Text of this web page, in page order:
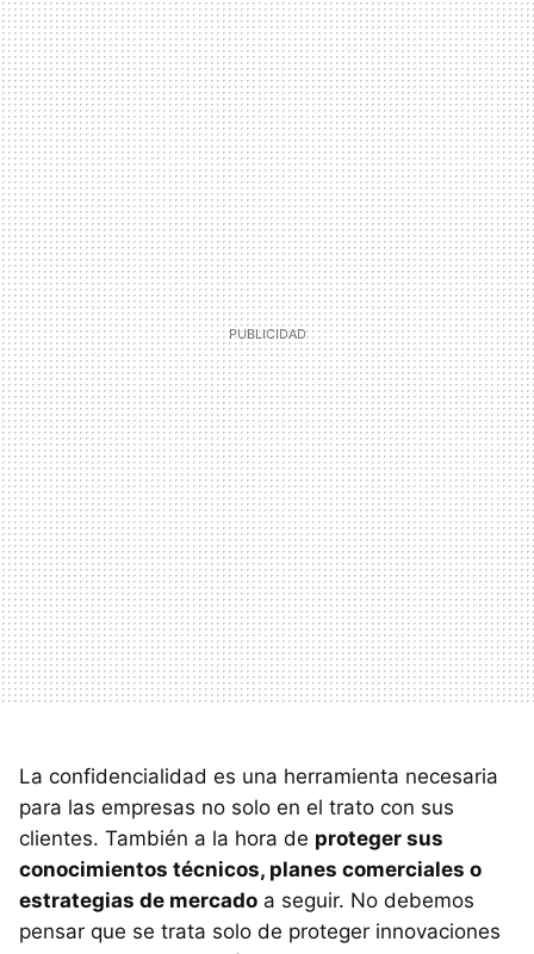
La confidencialidad es una herramienta necesaria
para las empresas no solo en el trato con sus
clientes. También a la hora de proteger sus
conocimientos técnicos, planes comerciales o
estrategias de mercado a seguir. No debemos
pensar que se trata solo de proteger innovaciones